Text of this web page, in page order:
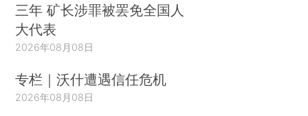
三年 矿长涉罪被罢免全国人
大代表
2026年08月08日
专栏｜沃什遭遇信任危机
2026年08月08日